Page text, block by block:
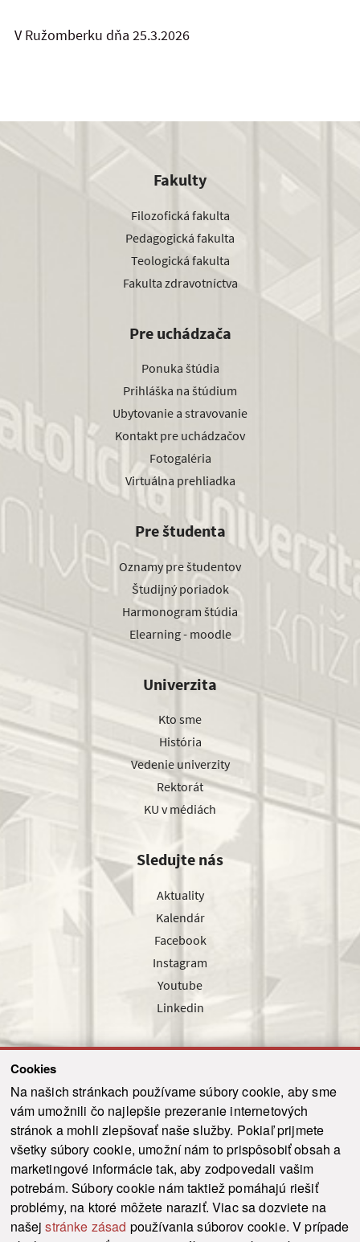
Cookies
Na našich stránkach používame súbory cookie, aby sme
vám umožnili čo najlepšie prezeranie internetových
stránok a mohli zlepšovať naše služby. Pokiaľ prijmete
všetky súbory cookie, umožní nám to prispôsobiť obsah a
marketingové informácie tak, aby zodpovedali vašim
potrebám. Súbory cookie nám taktiež pomáhajú riešiť
problémy, na ktoré môžete naraziť. Viac sa dozviete na
našejstránke zásad používania súborov cookie. V prípade
V Ružomberku dňa 25.3.2026
Fakulty
Filozofická fakulta
Pedagogická fakulta
Teologická fakulta
Fakulta zdravotníctva
Pre uchádzača
Ponuka štúdia
Prihláška na štúdium
Ubytovanie a stravovanie
Kontakt pre uchádzačov
Fotogaléria
Virtuálna prehliadka
Pre študenta
Oznamy pre študentov
Študijný poriadok
Harmonogram štúdia
Elearning - moodle
Univerzita
Kto sme
História
Vedenie univerzity
Rektorát
KU v médiách
Sledujte nás
Aktuality
Kalendár
Facebook
Instagram
Youtube
Linkedin
Odoslať